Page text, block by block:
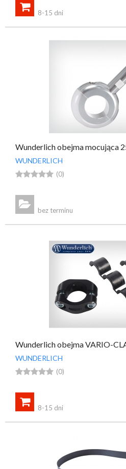

8-15 dni
Wunderlich obejma mocująca
WUNDERLICH
 (0)

bez terminu
Wunderlich obejma VARIO-
WUNDERLICH
 (0)

8-15 dni